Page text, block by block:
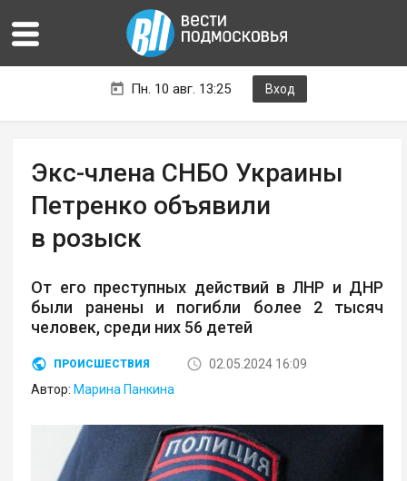
Пн. 10 авг. 13:25 Вход
Экс-члена СНБО Украины
Петренко объявили
в розыск
От его преступных действий в ЛНР и ДНР
были ранены и погибли более 2 тысяч
человек, среди них 56 детей
ПРОИСШЕСТВИЯ
02.05.2024 16:09
Автор: Марина Панкина